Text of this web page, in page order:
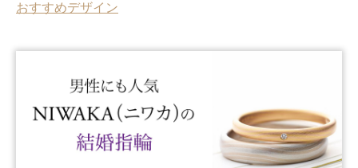
おすすめデザイン